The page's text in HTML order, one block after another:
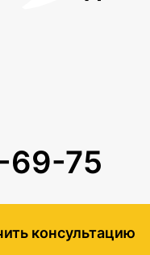
консультацию
69-75